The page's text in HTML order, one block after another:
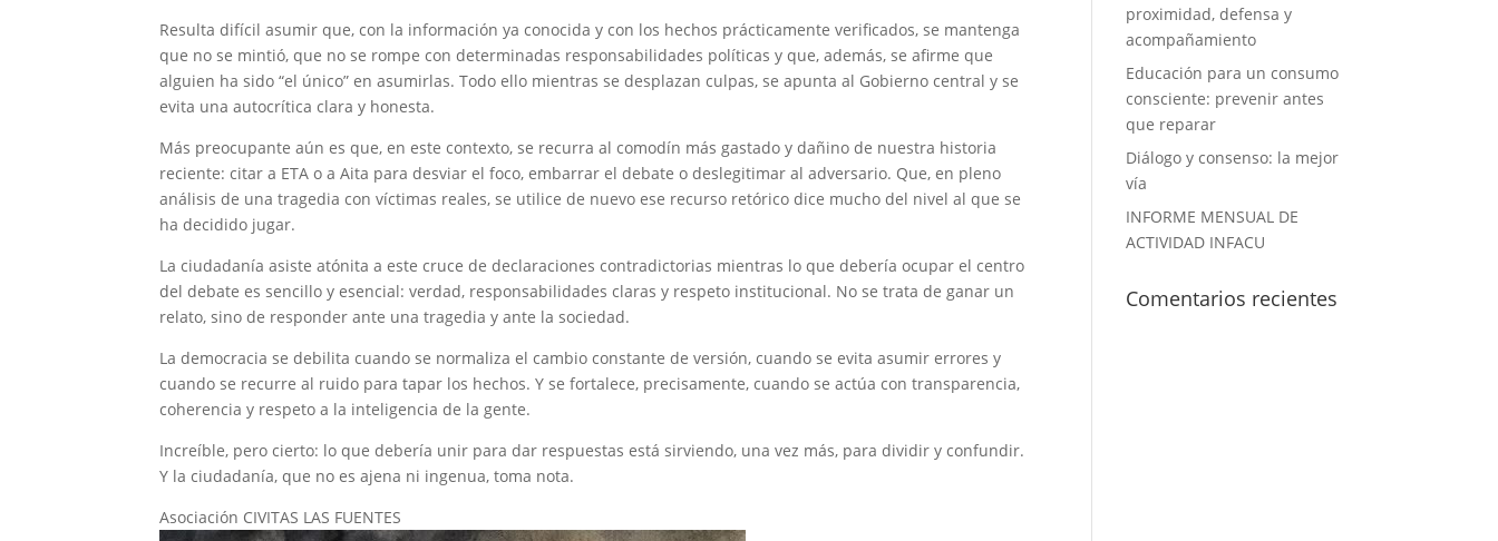
Resulta difícil asumir que, con la información ya conocida y con los hechos prácticamente verificados, se mantenga
que no se mintió, que no se rompe con determinadas responsabilidades políticas y que, además, se afirme que
alguien ha sido “el único” en asumirlas. Todo ello mientras se desplazan culpas, se apunta al Gobierno central y se
evita una autocrítica clara y honesta.
Más preocupante aún es que, en este contexto, se recurra al comodín más gastado y dañino de nuestra historia
reciente: citar a ETA o a Aita para desviar el foco, embarrar el debate o deslegitimar al adversario. Que, en pleno
análisis de una tragedia con víctimas reales, se utilice de nuevo ese recurso retórico dice mucho del nivel al que se
ha decidido jugar.
La ciudadanía asiste atónita a este cruce de declaraciones contradictorias mientras lo que debería ocupar el centro
del debate es sencillo y esencial: verdad, responsabilidades claras y respeto institucional. No se trata de ganar un
relato, sino de responder ante una tragedia y ante la sociedad.
La democracia se debilita cuando se normaliza el cambio constante de versión, cuando se evita asumir errores y
cuando se recurre al ruido para tapar los hechos. Y se fortalece, precisamente, cuando se actúa con transparencia,
coherencia y respeto a la inteligencia de la gente.
Increíble, pero cierto: lo que debería unir para dar respuestas está sirviendo, una vez más, para dividir y confundir.
Y la ciudadanía, que no es ajena ni ingenua, toma nota.
Asociación CIVITAS LAS FUENTES
proximidad, defensa y
acompañamiento
Educación para un consumo
consciente: prevenir antes
que reparar
Diálogo y consenso: la mejor
vía
INFORME MENSUAL DE
ACTIVIDAD INFACU
Comentarios recientes